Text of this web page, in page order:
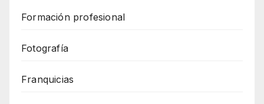
Formación profesional
Fotografía
Franquicias